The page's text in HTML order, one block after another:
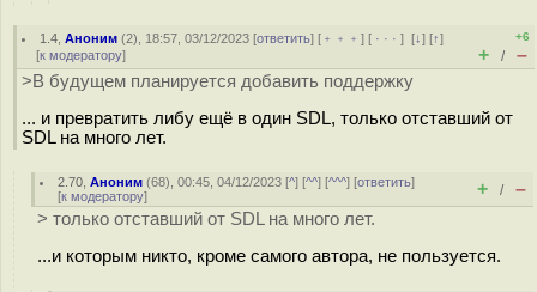
1.4 ,Аноним (2), 18:57, 03/12/2023 [ответить] [ ﹢﹢﹢] [ · · ·][↓] [↑]
[к модератору]
+6
+ / –
>В будущем планируется добавить поддержку
... и превратить либу ещё в один SDL, только отставший от
SDL на много лет.
2.70 ,Аноним (68), 00:45, 04/12/2023 [^] [^^] [^^^] [ответить]
[к модератору] + / –
> только отставший от SDL на много лет.
...и которым никто, кроме самого автора, не пользуется.